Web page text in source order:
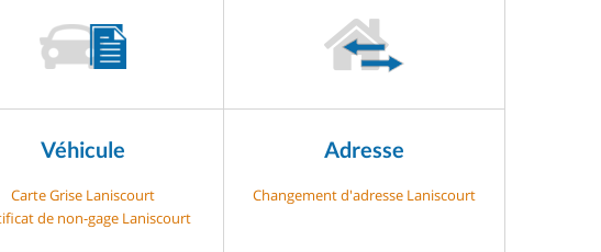
Véhicule
Carte Grise Laniscourt
de non-gage Laniscourt
Adresse
Changement d'adresse Laniscourt